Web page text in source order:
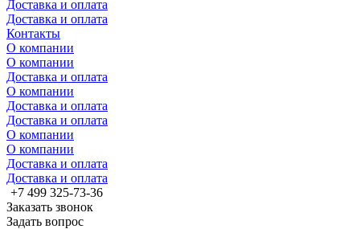
Доставка и оплата
Доставка и оплата
Контакты
О компании
О компании
Доставка и оплата
О компании
Доставка и оплата
Доставка и оплата
О компании
О компании
Доставка и оплата
Доставка и оплата
+7 499 325-73-36
Заказать звонок
Задать вопрос